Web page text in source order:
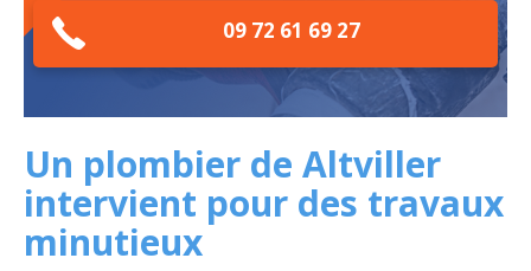
09 72 61 69 27
Un plombier de Altviller
intervient pour des travaux
minutieux